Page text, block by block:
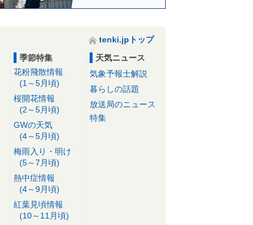
tenki.jpトップ
季節特集
花粉飛散情報
(1～5月頃)
桜開花情報
(2～5月頃)
GWの天気
(4～5月頃)
梅雨入り・明け
(5～7月頃)
熱中症情報
(4～9月頃)
紅葉見頃情報
(10～11月頃)
天気ニュース
気象予報士解説
暮らしの話題
放送局のニュース
特集